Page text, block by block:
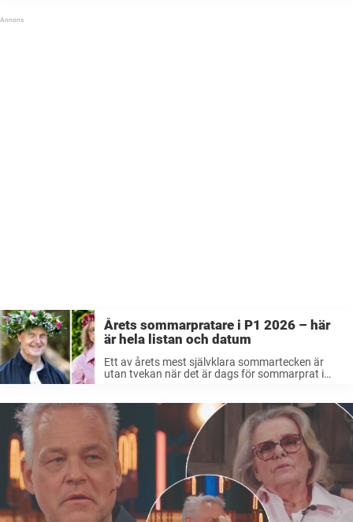
Årets sommarpratare i P1 2026 – här
är hela listan och datum
Ett av årets mest självklara sommartecken är
utan tvekan när det är dags för sommarprat i
sommarens lyssningar. När sänds ...